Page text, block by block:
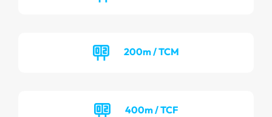
200m / TCM
400m / TCF